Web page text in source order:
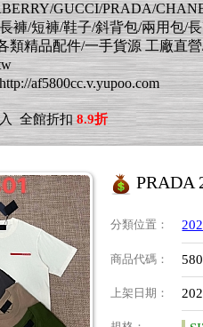
GUCCI/PRADA/
褲/短褲/鞋子/斜背包/兩用包/
類精品配件/一手貨源 工廠直
af5800cc.v.yupoo.com
全館折扣 8.9折
PRADA
分類位置 ：
商品代碼 ：
上架日期 ：